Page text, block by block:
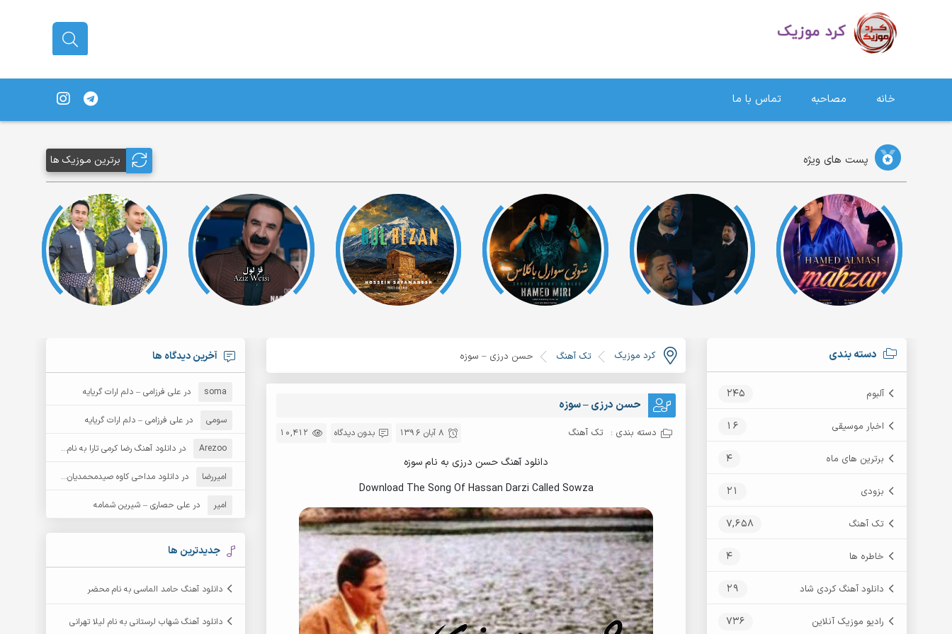
خانه مصاحبه تماس با ما
پست های ویژه برترین مـوزیک ها
دسته بندی
آلبوم 245
اخبار موسیقی 16
برترین های ماه 4
بزودی 21
تک آهنگ 7,658
خاطره ها 4
دانلود آهنگ کردی شاد 29
رادیو موزیک آنلاین 736
کرد موزیک تک آهنگ حسن درزی – سوزه
حسن درزی – سوزه
دسته بندی : تک آهنگ 10,412 بدون دیدگاه 8 آبان 1396
دانلود آهنگ حسن درزی به نام سوزه
Download The Song Of Hassan Darzi Called Sowza
آخرین دیدگاه ها
soma درعلی فرزامی – دلم ارات گریایه
سومی درعلی فرزامی – دلم ارات گریایه
Arezoo دردانلود آهنگ رضا کرمی تارا به نام قمار
امیررضا دردانلود مداحی کاوه صیدمحمدیان به نام سردار باوفا
امیر درعلی حصاری – شیرین شمامه
جدیدترین ها
دانلود آهنگ حامد الماسی به نام محضر
دانلود آهنگ شهاب لرستانی به نام لیلا تهرانی